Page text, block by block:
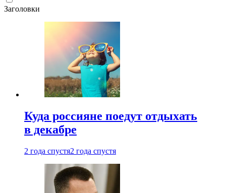
Заголовки
Куда россияне поедут отдыхать
в декабре
2 года спустя2 года спустя